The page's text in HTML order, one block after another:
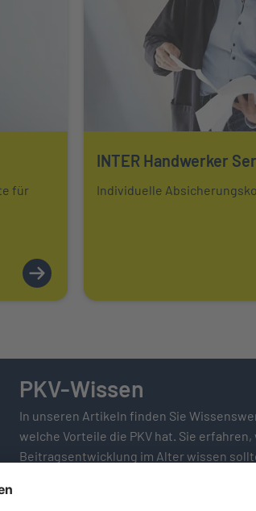
für
INTER Handwerker
Individuelle
Mehr über erfahren
PKV-Wissen
In unseren Artikeln finden Sie
welche Vorteile die PKV hat. Sie
Beitrags­entwicklung im Alter wissen